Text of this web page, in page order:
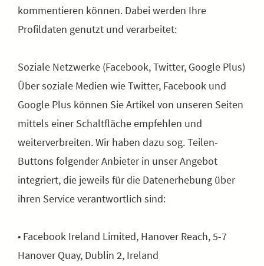
kommentieren können. Dabei werden Ihre
Profildaten genutzt und verarbeitet:
Soziale Netzwerke (Facebook, Twitter, Google Plus)
Über soziale Medien wie Twitter, Facebook und
Google Plus können Sie Artikel von unseren Seiten
mittels einer Schaltfläche empfehlen und
weiterverbreiten. Wir haben dazu sog. Teilen-
Buttons folgender Anbieter in unser Angebot
integriert, die jeweils für die Datenerhebung über
ihren Service verantwortlich sind:
• Facebook Ireland Limited, Hanover Reach, 5-7
Hanover Quay, Dublin 2, Ireland